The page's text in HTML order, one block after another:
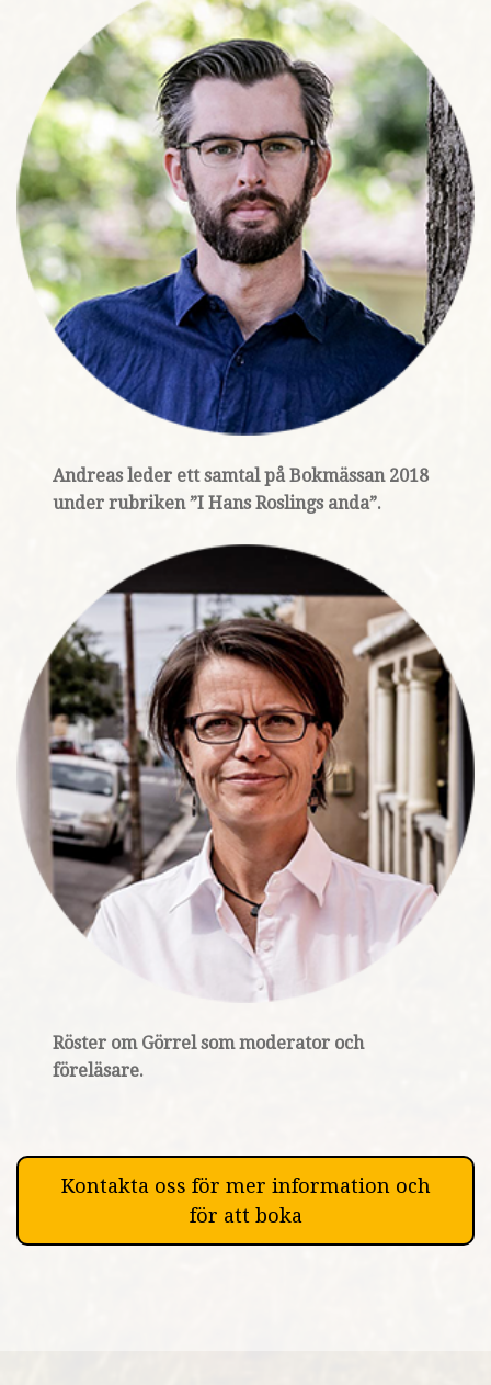
Andreas leder ett samtal på Bokmässan 2018
under rubriken ”I Hans Roslings anda”.
Röster om Görrel sommoderator och
föreläsare.
Kontakta oss för mer information och
för att boka